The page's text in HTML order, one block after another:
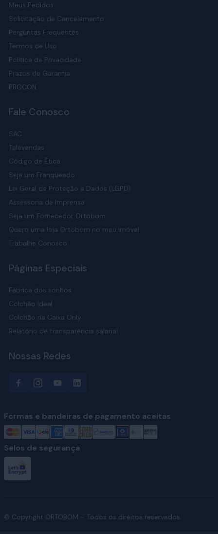
Meus Pedidos
Solicitação de Cancelamento
Perguntas Frequentes
Termos de Uso
Política de Privacidade
Prazos de Garantia
PROCON
Fale Conosco
SAC
Televendas
Código de Ética
Seja um Franqueado
Lei Geral de Proteção a Dados (LGPD)
Assessoria de Imprensa
Seja um Fornecedor Ortobom
Quero uma loja Ortobom no meu imóvel
Trabalhe Conosco
Páginas Especiais
Fábrica dos sonhos
Colchão Ideal
Colchão na Caixa Only
Relatório de transparência salarial
Nossas Redes
Formas e bandeiras de pagamento aceitas
Selos de segurança
© Copyright ORTOBOM – Todos os direitos reservados.